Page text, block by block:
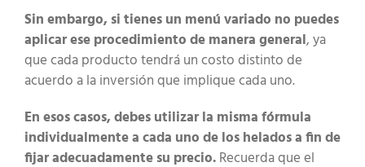
Sin embargo, si tienes un menú variado no puedes
aplicar ese procedimiento de manera general, ya
que cada producto tendrá un costo distinto de
acuerdo a la inversión que implique cada uno.
En esos casos, debes utilizar la misma fórmula
individualmente a cada uno de los helados a fin de
fijar adecuadamente su precio.Recuerda que el